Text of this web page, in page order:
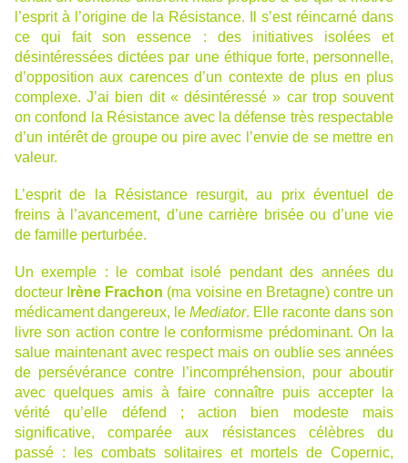
l’esprit à l’origine de la Résistance. Il s’est réincarné dans
ce qui fait son essence : des initiatives isolées et
désintéressées dictées par une éthique forte, personnelle,
d’opposition aux carences d’un contexte de plus en plus
complexe. J’ai bien dit « désintéressé » car trop souvent
on confond la Résistance avec la défense très respectable
d’un intérêt de groupe ou pire avec l’envie de se mettre en
valeur.
L’esprit de la Résistance resurgit, au prix éventuel de
freins à l’avancement, d’une carrière brisée ou d’une vie
de famille perturbée.
Un exemple : le combat isolé pendant des années du
docteur I rène Frachon (ma voisine en Bretagne) contre un
médicament dangereux, le Mediator. Elle raconte dans son
livre son action contre le conformisme prédominant. On la
salue maintenant avec respect mais on oublie ses années
de persévérance contre l’incompréhension, pour aboutir
avec quelques amis à faire connaître puis accepter la
vérité qu’elle défend ; action bien modeste mais
significative, comparée aux résistances célèbres du
passé : les combats solitaires et mortels de Copernic,